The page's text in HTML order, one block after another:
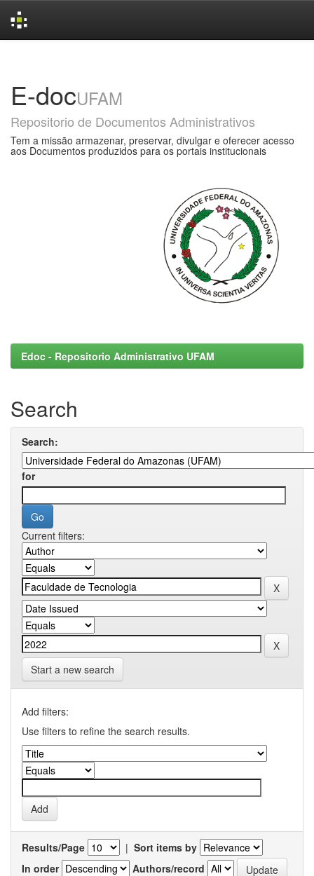
E-docUFAM
Repositorio de Documentos Administrativos
Tem a missão armazenar, preservar, divulgar e oferecer acesso
aos Documentos produzidos para os portais institucionais
Edoc - Repositorio Administrativo UFAM
Search
Search:
for
Current filters:
Start a new search
Add filters:
Use filters to refine the search results.
Results/Page | Sort items by
In order
Authors/record